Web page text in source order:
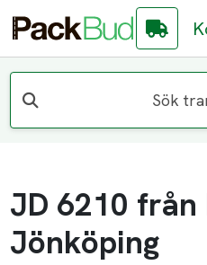
Sök
JD 6210
Jönköping